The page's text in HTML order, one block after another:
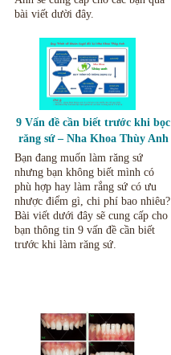
bài viết dười đây.
9 Vấn đề cần biết trước khi bọc
răng sứ – Nha Khoa Thùy Anh
Thái Nguyên
Bạn đang muốn làm răng sứ
nhưng bạn không biết mình có
phù hợp hay làm rắng sứ có ưu
nhược điểm gì, chi phí bao nhiêu?
Bài viết dưới đây sẽ cung cấp cho
bạn thông tin 9 vấn đề cần biết
trước khi làm răng sứ.